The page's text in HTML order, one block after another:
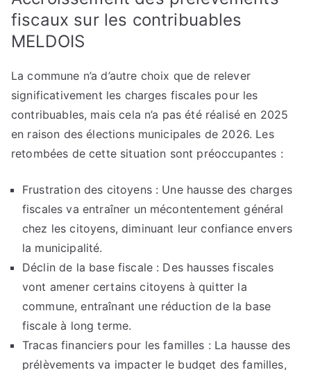
fiscaux sur les contribuables
MELDOIS
La commune n’a d’autre choix que de relever
significativement les charges fiscales pour les
contribuables, mais cela n’a pas été réalisé en 2025
en raison des élections municipales de 2026. Les
retombées de cette situation sont préoccupantes :
Frustration des citoyens : Une hausse des charges
fiscales va entraîner un mécontentement général
chez les citoyens, diminuant leur confiance envers
la municipalité.
Déclin de la base fiscale : Des hausses fiscales
vont amener certains citoyens à quitter la
commune, entraînant une réduction de la base
fiscale à long terme.
Tracas financiers pour les familles : La hausse des
prélèvements va impacter le budget des familles,